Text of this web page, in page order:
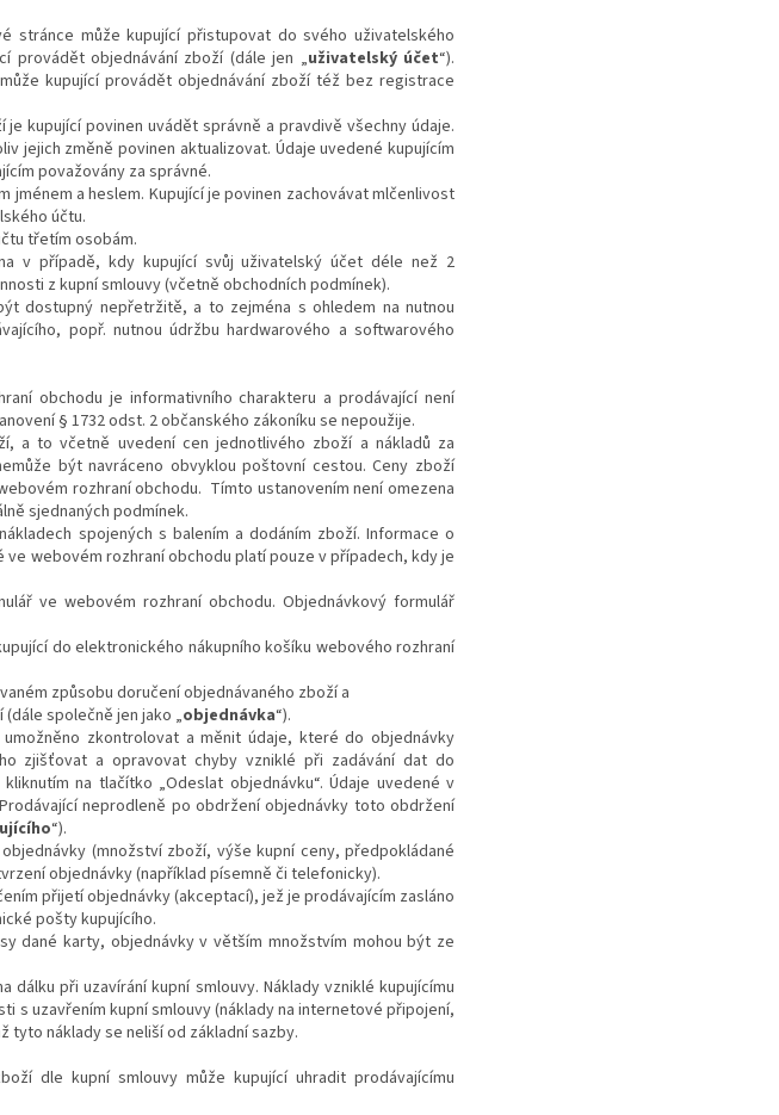
stránce může kupující přistupovat do svého uživatelského
provádět objednávání zboží (dále jen „uživatelský účet“).
kupující provádět objednávání zboží též bez registrace
kupující povinen uvádět správně a pravdivě všechny údaje.
jejich změně povinen aktualizovat. Údaje uvedené kupujícím
považovány za správné.
a heslem. Kupující je povinen zachovávat mlčenlivost
účtu.
třetím osobám.
v případě, kdy kupující svůj uživatelský účet déle než 2
z kupní smlouvy (včetně obchodních podmínek).
dostupný nepřetržitě, a to zejména s ohledem na nutnou
popř. nutnou údržbu hardwarového a softwarového
obchodu je informativního charakteru a prodávající není
§ 1732 odst. 2 občanského zákoníku se nepoužije.
a to včetně uvedení cen jednotlivého zboží a nákladů za
být navráceno obvyklou poštovní cestou.Ceny zboží
rozhraní obchodu. Tímto ustanovením není omezena
sjednaných podmínek.
spojených s balením a dodáním zboží. Informace o
webovém rozhraní obchodu platí pouze v případech, kdy je
ve webovém rozhraní obchodu. Objednávkový formulář
do elektronického nákupního košíku webového rozhraní
způsobu doručení objednávaného zboží a
společně jen jako „objednávka“).
zkontrolovat a měnit údaje, které do objednávky
zjišťovat a opravovat chyby vzniklé při zadávání dat do
na tlačítko „Odeslat objednávku“. Údaje uvedené v
neprodleně po obdržení objednávky toto obdržení
“).
(množství zboží, výše kupní ceny, předpokládané
objednávky (například písemně či telefonicky).
přijetí objednávky (akceptací), jež je prodávajícím zasláno
pošty kupujícího.
dané karty, objednávky v větším množstvím mohou být ze
při uzavírání kupní smlouvy. Náklady vzniklé kupujícímu
s uzavřením kupní smlouvy (náklady na internetové připojení,
tyto náklady se neliší od základní sazby.
dle kupní smlouvy může kupující uhradit prodávajícímu